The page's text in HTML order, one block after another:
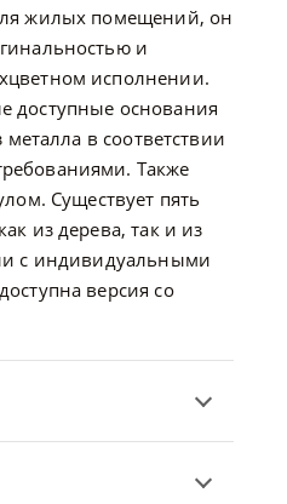
жилых помещений, он
и
исполнении.
доступные основания
металла в соответствии
Также
Существует пять
из дерева, так и из
с индивидуальными
версия со